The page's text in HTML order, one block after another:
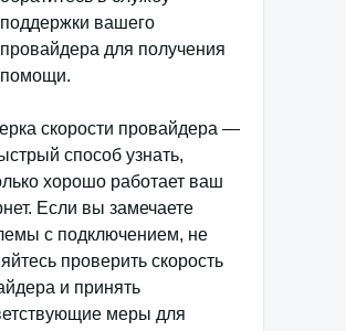
поддержки вашего
провайдера для получения
помощи.
скорости провайдера —
способ узнать,
хорошо работает ваш
Если вы замечаете
с подключением, не
проверить скорость
и принять
меры для